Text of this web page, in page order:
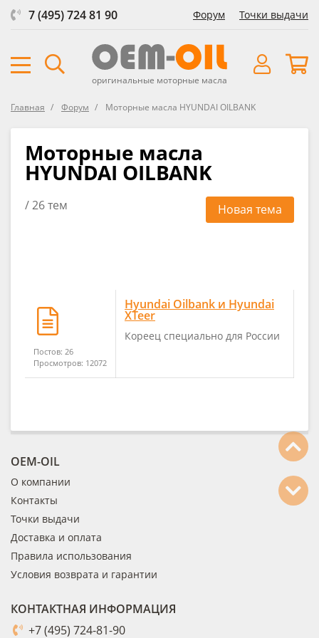
7 (495) 724 81 90 Форум Точки выдачи
оригинальные моторные масла
Главная Форум Моторные масла HYUNDAI OILBANK
Моторные масла
HYUNDAI OILBANK
/ 26 тем Новая тема
Постов: 26
Просмотров: 12072
Hyundai Oilbank и Hyundai
XTeer
Кореец специально для России
OEM-OIL
О компании
Контакты
Точки выдачи
Доставка и оплата
Правила использования
Условия возврата и гарантии
КОНТАКТНАЯ ИНФОРМАЦИЯ
+7 (495) 724-81-90